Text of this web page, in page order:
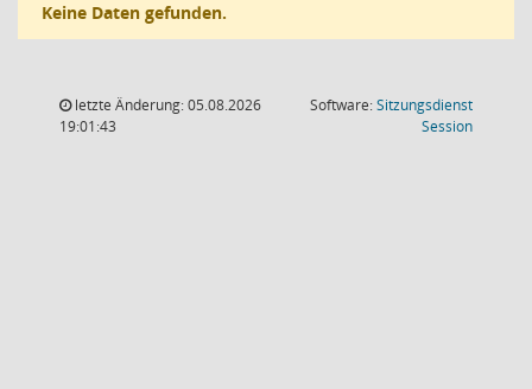
Keine Daten gefunden.
letzte Änderung: 05.08.2026
19:01:43
Software:Sitzungsdienst
Session(Wird in